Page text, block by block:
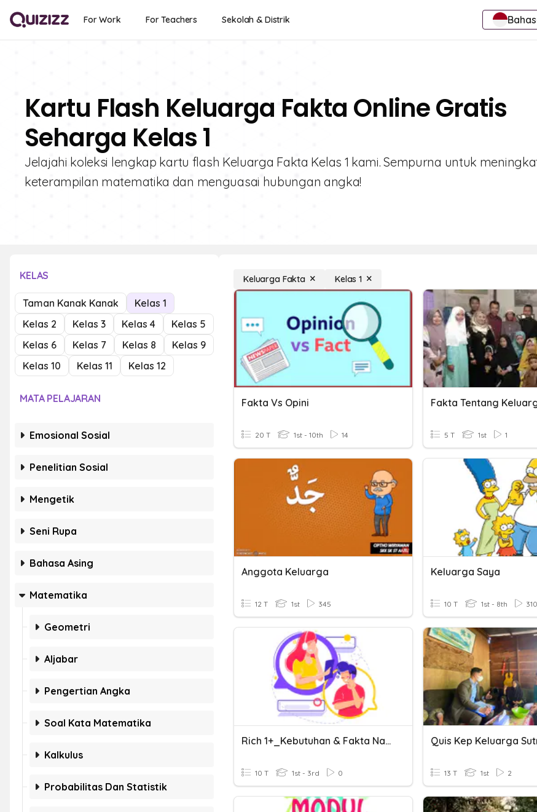
For Work For Teachers Sekolah & Distrik
Kartu Flash Keluarga Fakta Online Gratis
Seharga Kelas 1
Jelajahi koleksi lengkap kartu flash Keluarga Fakta Kelas 1 kami. Sempurna untuk
keterampilan matematika dan menguasai hubungan angka!
KELAS
Taman Kanak Kanak
Kelas 1
Kelas 2
Kelas 3 Kelas 4
Kelas 5
Kelas 6
Kelas 7 Kelas 8
Kelas 9
Kelas 10
Kelas 11 Kelas 12
MATA PELAJARAN
Emosional Sosial
Penelitian Sosial
Mengetik
Seni Rupa
Bahasa Asing
Matematika
Geometri
Aljabar
Pengertian Angka
Soal Kata Matematika
Kalkulus
Probabilitas Dan Statistik
Keluarga Fakta Kelas 1
Fakta Vs Opini
20 T 1st - 10th 14
Fakta Tentang
5 T 1st 1
Anggota Keluarga
12 T 1st 345
Keluarga Saya
10 T 1st - 8th
Rich 1+_Kebutuhan & Fakta Nasabah
10 T 1st - 3rd 0
Quis Kep Keluarga
13 T 1st 2